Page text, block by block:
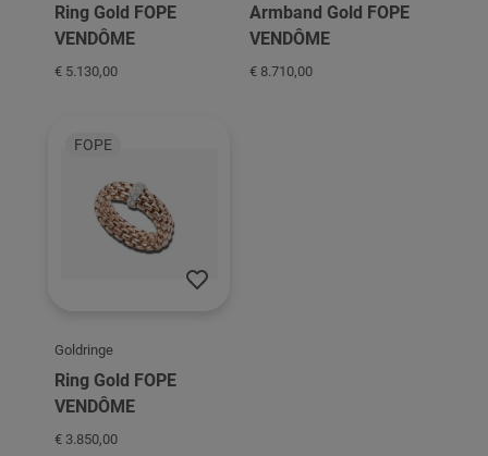
Ring Gold FOPE
VENDÔME
€ 5.130,00
Armband Gold FOPE
VENDÔME
€ 8.710,00
FOPE
Goldringe
Ring Gold FOPE
VENDÔME
€ 3.850,00